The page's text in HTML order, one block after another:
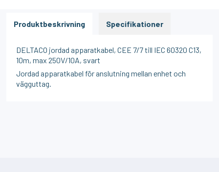
Produktbeskrivning Specifikationer
DELTACO jordad apparatkabel, CEE 7/7 till IEC 60320 C13,
10m, max 250V/10A, svart
Jordad apparatkabel för anslutning mellan enhet och
vägguttag.